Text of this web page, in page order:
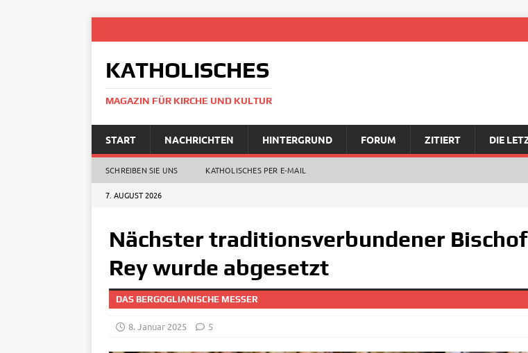
KATHOLISCHES
MAGAZIN FÜR KIRCHE UND KULTUR
START NACHRICHTEN HINTERGRUND FORUM ZITIERT DIE
SCHREIBEN SIE UNS KATHOLISCHES PER E‑MAIL
7. AUGUST 2026
Nächster traditionsverbundener
Rey wurde abgesetzt
DAS BERGOGLIANISCHE MESSER
8. Januar 2025 5